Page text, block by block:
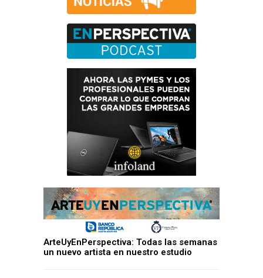
ArteUyEnPerspectiva: Todas las semanas
un nuevo artista en nuestro estudio